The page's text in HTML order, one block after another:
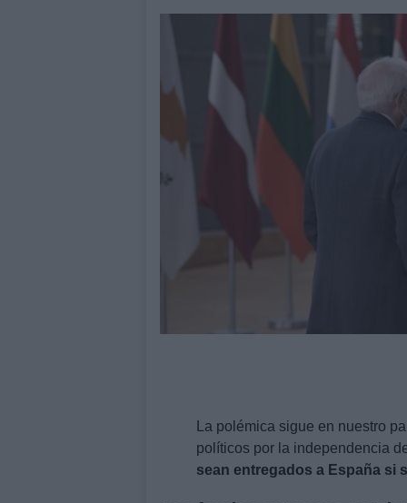
La polémica sigue en nuestro
políticos por la independencia
sean entregados a España si